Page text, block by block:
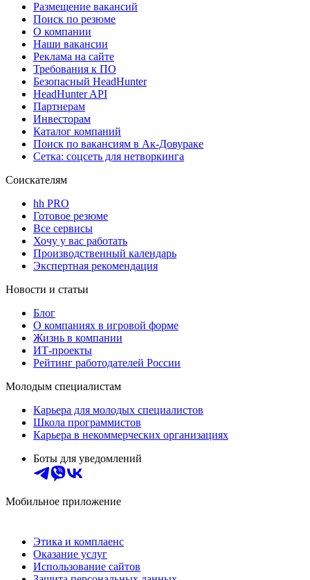
Размещение вакансий
Поиск по резюме
О компании
Наши вакансии
Реклама на сайте
Требования к ПО
Безопасный HeadHunter
HeadHunter API
Партнерам
Инвесторам
Каталог компаний
Поиск по вакансиям в Ак-Довураке
Сетка: соцсеть для нетворкинга
Соискателям
hh PRO
Готовое резюме
Все сервисы
Хочу у вас работать
Производственный календарь
Экспертная рекомендация
Новости и статьи
Блог
О компаниях в игровой форме
Жизнь в компании
ИТ-проекты
Рейтинг работодателей России
Молодым специалистам
Карьера для молодых специалистов
Школа программистов
Карьера в некоммерческих организациях
Боты для уведомлений
Мобильное приложение
Этика и комплаенс
Оказание услуг
Использование сайтов